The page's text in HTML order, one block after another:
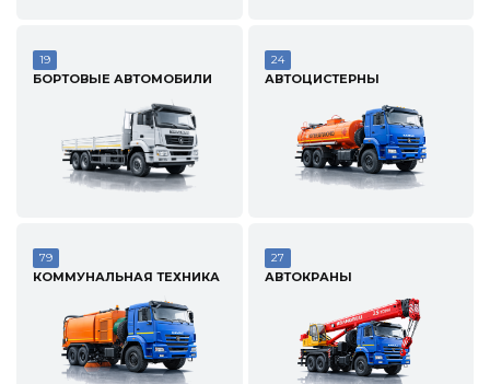
19
БОРТОВЫЕ АВТОМОБИЛИ
24
АВТОЦИСТЕРНЫ
79
КОММУНАЛЬНАЯ ТЕХНИКА
27
АВТОКРАНЫ